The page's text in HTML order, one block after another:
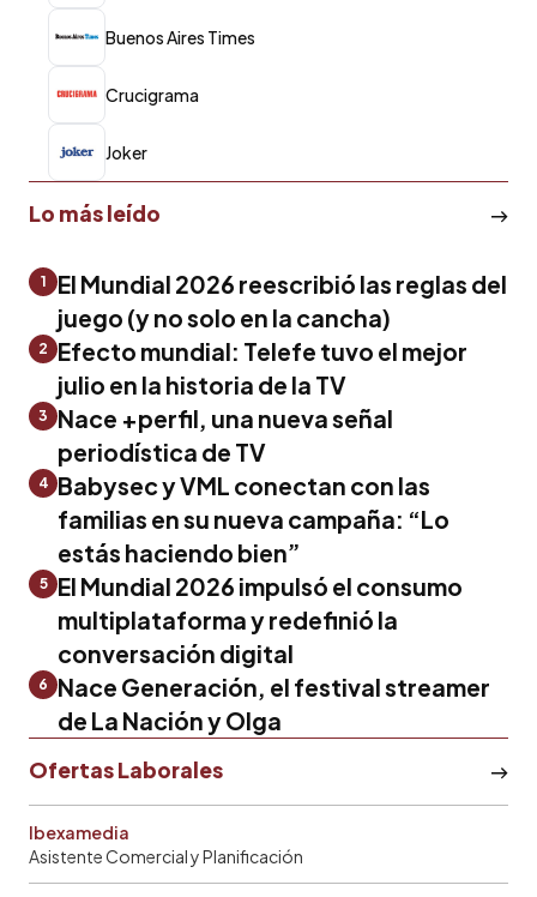
Buenos Aires Times
Crucigrama
Joker
Lo más leído
1
El Mundial 2026 reescribió las reglas del
juego (y no solo en la cancha)
2
Efecto mundial: Telefe tuvo el mejor
julio en la historia de la TV
3
Nace +perfil, una nueva señal
periodística de TV
4 Babysec y VML conectan con las
familias en su nueva campaña: “Lo
estás haciendo bien”
5
El Mundial 2026 impulsó el consumo
multiplataforma y redefinió la
conversación digital
6
Nace Generación, el festival streamer
de La Nación y Olga
Ofertas Laborales
Ibexamedia
Asistente Comercial y Planificación